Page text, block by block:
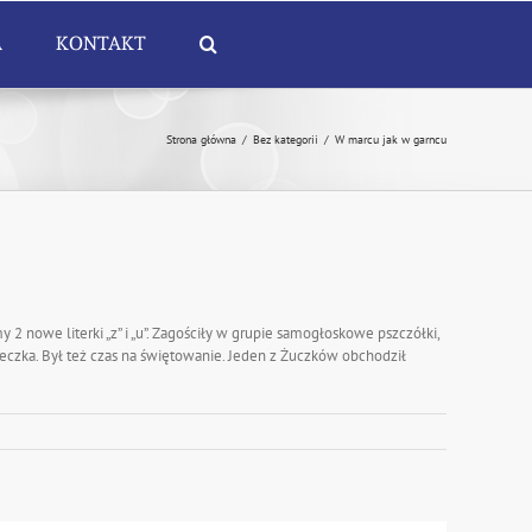
KONTAKT
Strona główna / Bez kategorii / W marcu jak w garncu
literki „z” i „u”. Zagościły w grupie samogłoskowe pszczółki,
Był też czas na świętowanie. Jeden z Żuczków obchodził